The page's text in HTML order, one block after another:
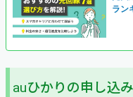
ラン
auひかりの申し込